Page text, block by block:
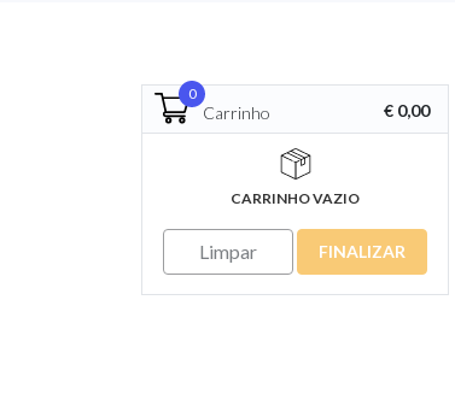
0
Carrinho € 0,00
CARRINHO VAZIO
Limpar FINALIZAR